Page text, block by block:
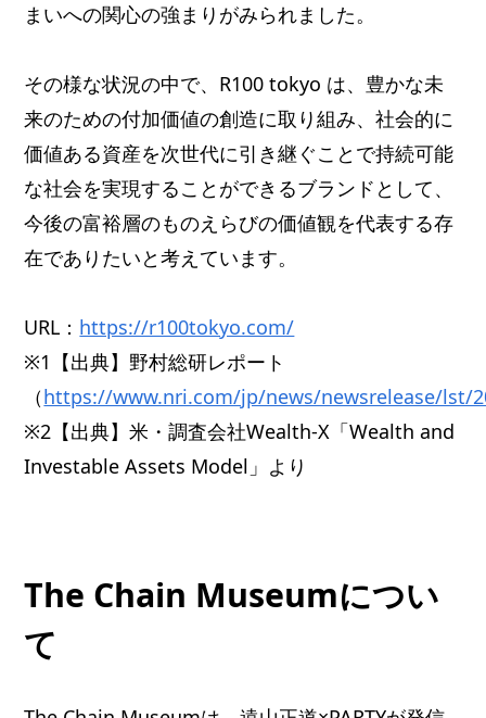
まいへの関心の強まりがみられました。
その様な状況の中で、R100 tokyo は、豊かな未
来のための付加価値の創造に取り組み、社会的に
価値ある資産を次世代に引き継ぐことで持続可能
な社会を実現することができるブランドとして、
今後の富裕層のものえらびの価値観を代表する存
在でありたいと考えています。
URL： https://r100tokyo.com/
※1【出典】野村総研レポート
（https://www.nri.com/jp/news/newsrelease/lst/
※2【出典】米・調査会社Wealth-X「Wealth and
Investable Assets Model」より
The Chain Museumについ
て